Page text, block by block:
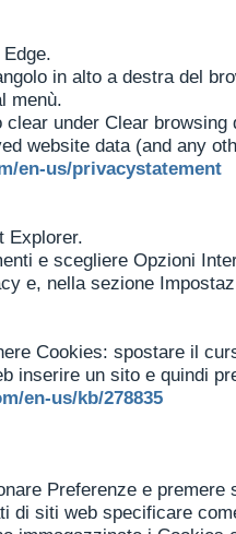
in alto a destra del
menù.
under Clear browsing
website data (and any
en-us/privacystatement
Explorer.
e scegliere Opzioni
e, nella sezione
Cookies: spostare il
inserire un sito e quindi
en-us/kb/278835
Preferenze e premere
di siti web specificare